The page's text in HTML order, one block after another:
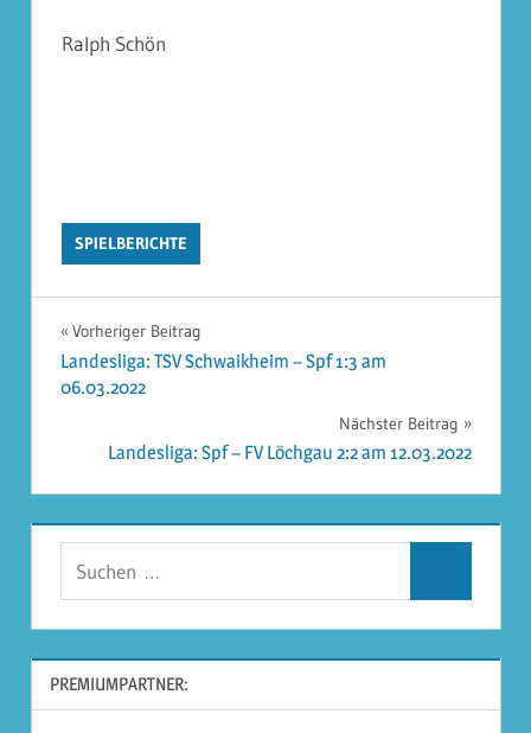
Ralph Schön
SPIELBERICHTE
Beitragsnavigation
Vorheriger Beitrag
Landesliga: TSV Schwaikheim – Spf 1:3 am
06.03.2022
Nächster Beitrag
Landesliga: Spf – FV Löchgau 2:2 am 12.03.2022
PREMIUMPARTNER: